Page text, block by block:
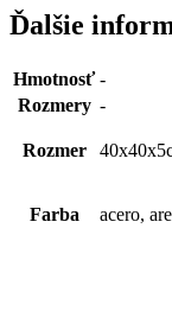
Ďalšie
Hmotnosť -
Rozmery -
Rozmer
Farba acero,